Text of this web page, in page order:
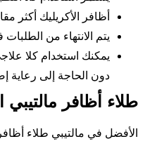
أظافر الأكريليك أكثر
يتم الانتهاء من الطلبات في
دون الحاجة إلى رعاية
طلاء أظافر مالتيبي
الأفضل في مالتيبي طلاء